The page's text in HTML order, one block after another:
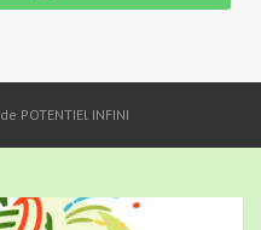
POTENTIEl INFINI